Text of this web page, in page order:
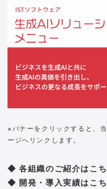
※バナーをクリックすると、
ージへリンクします。
◆ 各組織のご紹介はこ
◆ 開発・導入実績はこ